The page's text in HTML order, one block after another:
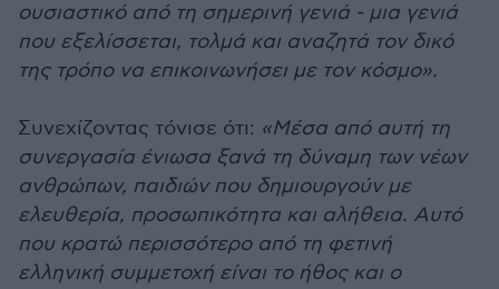
ουσιαστικό από τη σημερινή γενιά - μια γενιά
που εξελίσσεται, τολμά και αναζητά τον δικό
της τρόπο να επικοινωνήσει με τον κόσμο».
Συνεχίζοντας τόνισε ότι: «Μέσα από αυτή τη
συνεργασία ένιωσα ξανά τη δύναμη των νέων
ανθρώπων, παιδιών που δημιουργούν με
ελευθερία, προσωπικότητα και αλήθεια. Αυτό
που κρατώ περισσότερο από τη φετινή
ελληνική συμμετοχή είναι το ήθος και ο